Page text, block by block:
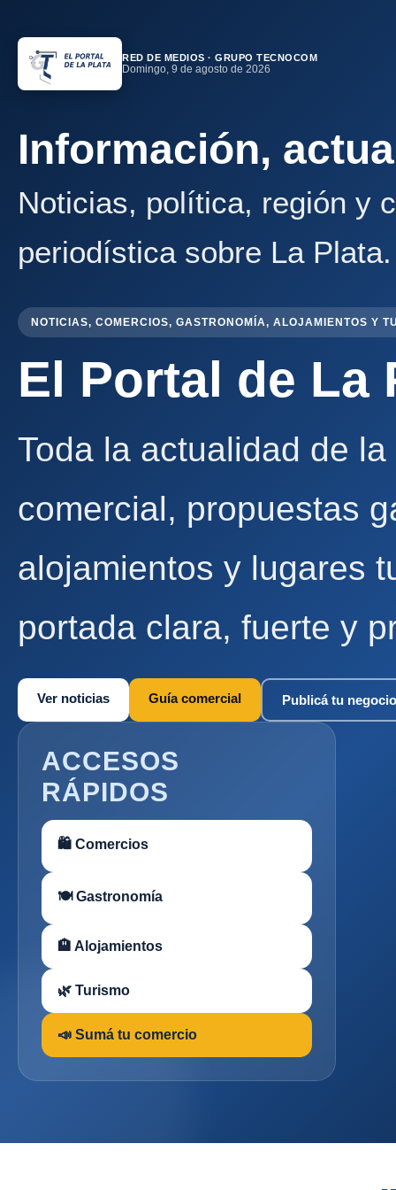
RED DE MEDIOS · GRUPO TECNOCOM
Domingo, 9 de agosto de 2026
Información,
Noticias, política, región y
periodística sobre La Plata.
NOTICIAS, COMERCIOS, GASTRONOMÍA, ALOJAMIENTOS Y
El Portal de La
Toda la actualidad de
comercial, propuestas
alojamientos y lugares
portada clara, fuerte y
Ver noticias Guía comercial Publicá tu negocio
ACCESOS
RÁPIDOS
🛍 Comercios
🍽 Gastronomía
🏨 Alojamientos
🌿 Turismo
📣 Sumá tu comercio